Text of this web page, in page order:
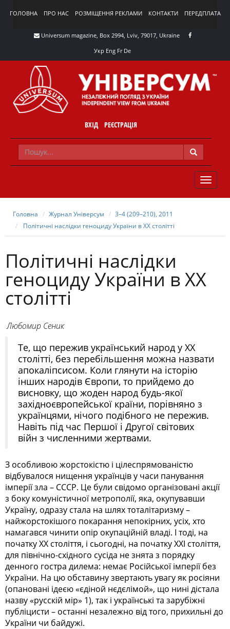
ГОЛОВНА ПРО НАС РОЗМІЩЕННЯ РЕКЛАМИ КОНТАКТИ ПЕРЕДПЛАТА
Universum magazine, Box 2994, Lviv, 79017, Ukraine
Укр Eng Fr De
ВХІД РЕЄСТРАЦІЯ
TOGGLE
Головна Журнал Універсум
3–4 (209–210), 2011
Політичні наслідки геноциду України в ХХ столітті
Політичні наслідки
геноциду України в ХХ
столітті
Любомир Сеник
Те, що пережив український народ у ХХ
столітті, без перебільшення можна назвати
апокаліпсисом. Коли глянути на історію
інших народів Європи, то прийдемо до
висновку, що жоден народ будь-якої
західноєвропейської країни, порівняно з
українцями, нічого подібного не пережив.
Навіть під час Першої і Другої світових
війн з численними жертвами.
З особливою жорстокістю і цілеспрямованістю
відбувалося нищення українців у часи панування
імперії зла – СССР. Це були свідомо організовані акції
з боку комуністичної метрополії, яка, окупувавши
Україну, одразу стала на шлях тоталітаризму –
найжорстокішого покарання непокірних, усіх, хто
намагався чинити опір окупаційній владі. І тоді, на
початку ХХ століття, і сьогодні, на початку ХХІ століття,
для північно-східного сусіда не знята з порядку
денного гостра дилема: немає Російської імперії без
України. На цю обставину звертають увагу як росіяни
(опановані ідеєю «єдіной нєдєлімой», що нині дістала
назву «русскій мір» 1), так і українські та зарубіжні
публіцисти – останні незалежно від того, прихильні до
України чи байдужі.